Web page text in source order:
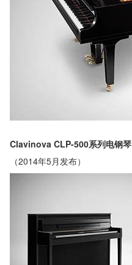
Clavinova CLP-500系列电钢琴
（2014年5月发布）